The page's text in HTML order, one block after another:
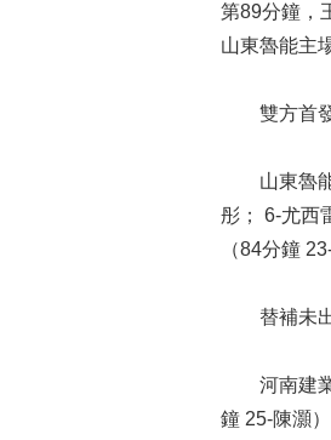
第89分鐘，
山東魯能主
雙方首發
山東魯能
彤； 6-尤西
（84分鐘
替補未出
河南建業
鐘 25-陳灝